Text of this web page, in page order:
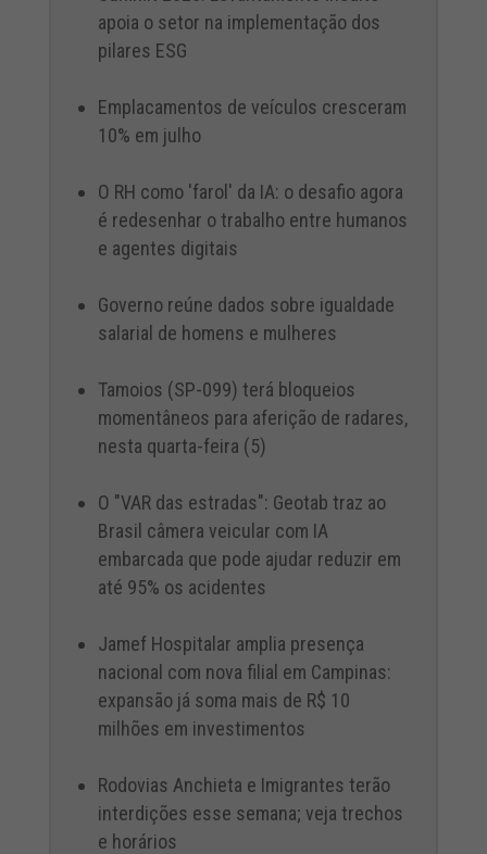
apoia o setor na implementação dos
pilares ESG
Emplacamentos de veículos cresceram
10% em julho
O RH como 'farol' da IA: o desafio agora
é redesenhar o trabalho entre humanos
e agentes digitais
Governo reúne dados sobre igualdade
salarial de homens e mulheres
Tamoios (SP-099) terá bloqueios
momentâneos para aferição de radares,
nesta quarta-feira (5)
O "VAR das estradas": Geotab traz ao
Brasil câmera veicular com IA
embarcada que pode ajudar reduzir em
até 95% os acidentes
Jamef Hospitalar amplia presença
nacional com nova filial em Campinas:
expansão já soma mais de R$ 10
milhões em investimentos
Rodovias Anchieta e Imigrantes terão
interdições esse semana; veja trechos
e horários